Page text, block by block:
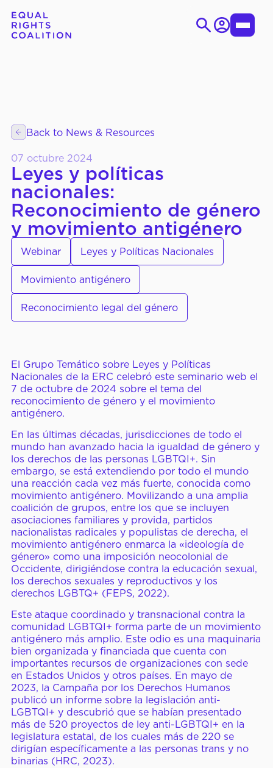
Iniciar
sesiónToggle
Objetivos Estratégicos
HACEMOS
Grupos de Trabajo
Temático
Conferencias de la CID
CENTRO DE
PRENSA
Noticias y Artículos
Pronunciamientos y
Declaraciones
Videos y Webinars
Cómo Participar
Cursos Virtuales
Back to News & Resources
07 octubre 2024
Leyes y políticas
nacionales:
Reconocimiento de género
y movimiento antigénero
Webinar Leyes y Políticas Nacionales
Movimiento antigénero
Reconocimiento legal del género
El Grupo Temático sobre Leyes y Políticas
Nacionales de la ERC celebró este seminario web el
7 de octubre de 2024 sobre el tema del
reconocimiento de género y el movimiento
antigénero.
En las últimas décadas, jurisdicciones de todo el
mundo han avanzado hacia la igualdad de género y
los derechos de las personas LGBTQI+. Sin
embargo, se está extendiendo por todo el mundo
una reacción cada vez más fuerte, conocida como
movimiento antigénero. Movilizando a una amplia
coalición de grupos, entre los que se incluyen
asociaciones familiares y provida, partidos
nacionalistas radicales y populistas de derecha, el
movimiento antigénero enmarca la «ideología de
género» como una imposición neocolonial de
Occidente, dirigiéndose contra la educación sexual,
los derechos sexuales y reproductivos y los
derechos LGBTQ+ (FEPS, 2022).
Este ataque coordinado y transnacional contra la
comunidad LGBTQI+ forma parte de un movimiento
antigénero más amplio. Este odio es una maquinaria
bien organizada y financiada que cuenta con
importantes recursos de organizaciones con sede
en Estados Unidos y otros países. En mayo de
2023, la Campaña por los Derechos Humanos
publicó un informe sobre la legislación anti-
LGBTQI+ y descubrió que se habían presentado
más de 520 proyectos de ley anti-LGBTQI+ en la
legislatura estatal, de los cuales más de 220 se
dirigían específicamente a las personas trans y no
binarias (HRC, 2023).